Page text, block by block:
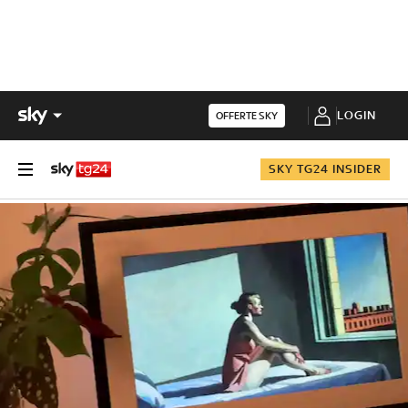
OFFERTE SKY LOGIN
SKY TG24 INSIDER